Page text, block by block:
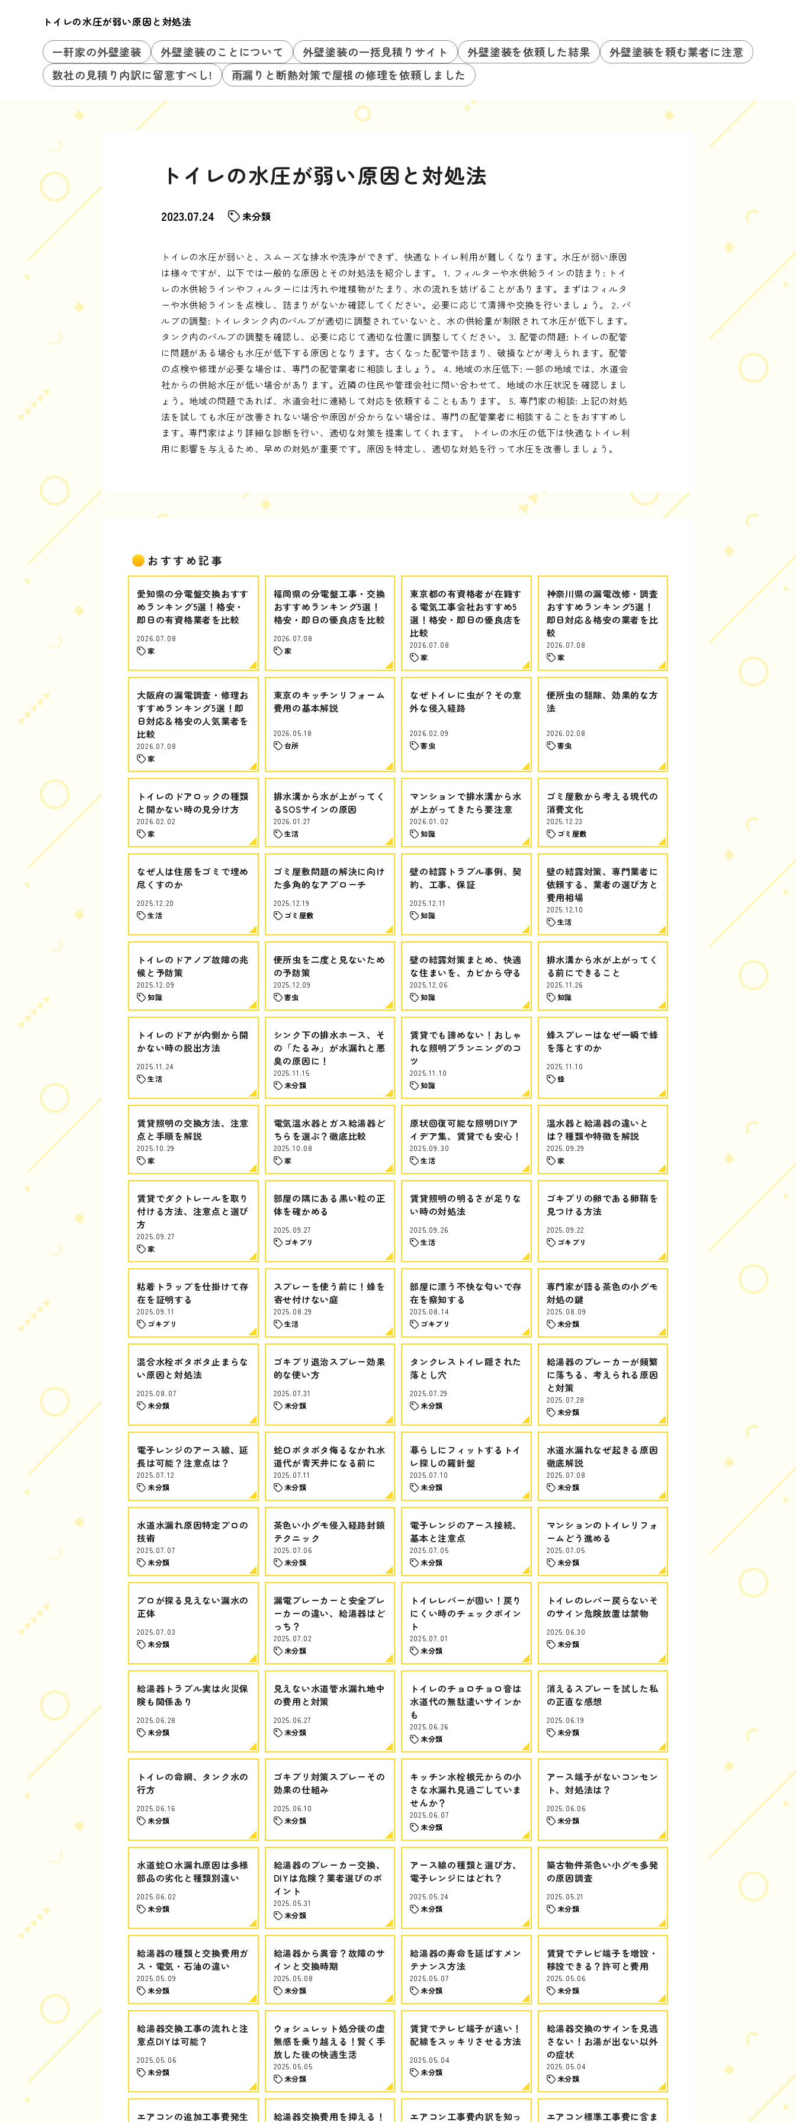
トイレの水圧が弱い原因と対処法
一軒家の外壁塗装 外壁塗装のことについて 外壁塗装の一括見積りサイト 外壁塗装を依頼した結果
外壁塗装を頼む業者に注意
数社の見積り内訳に留意すべし!
雨漏りと断熱対策で屋根の修理を依頼しました
トイレの水圧が弱い原因と対処法
2023.07.24 未分類
トイレの水圧が弱いと、スムーズな排水や洗浄ができず、快適なトイレ利用が難しくなります。水圧が弱い原因
は様々ですが、以下では一般的な原因とその対処法を紹介します。 1. フィルターや水供給ラインの詰まり: トイ
レの水供給ラインやフィルターには汚れや堆積物がたまり、水の流れを妨げることがあります。まずはフィルタ
ーや水供給ラインを点検し、詰まりがないか確認してください。必要に応じて清掃や交換を行いましょう。 2. バ
ルブの調整: トイレタンク内のバルブが適切に調整されていないと、水の供給量が制限されて水圧が低下します。
タンク内のバルブの調整を確認し、必要に応じて適切な位置に調整してください。 3. 配管の問題: トイレの配管
に問題がある場合も水圧が低下する原因となります。古くなった配管や詰まり、破損などが考えられます。配管
の点検や修理が必要な場合は、専門の配管業者に相談しましょう。 4. 地域の水圧低下: 一部の地域では、水道会
社からの供給水圧が低い場合があります。近隣の住民や管理会社に問い合わせて、地域の水圧状況を確認しまし
ょう。地域の問題であれば、水道会社に連絡して対応を依頼することもあります。 5. 専門家の相談: 上記の対処
法を試しても水圧が改善されない場合や原因が分からない場合は、専門の配管業者に相談することをおすすめし
ます。専門家はより詳細な診断を行い、適切な対策を提案してくれます。 トイレの水圧の低下は快適なトイレ利
用に影響を与えるため、早めの対処が重要です。原因を特定し、適切な対処を行って水圧を改善しましょう。
おすすめ記事
愛知県の分電盤交換おすす
めランキング5選！格安・
即日の有資格業者を比較
2026.07.08
家
福岡県の分電盤工事・交換
おすすめランキング5選！
格安・即日の優良店を比較
2026.07.08
家
東京都の有資格者が在籍す
る電気工事会社おすすめ5
選！格安・即日の優良店を
比較
2026.07.08
家
神奈川県の漏電改修・調査
おすすめランキング5選！
即日対応＆格安の業者を比
較
2026.07.08
家
大阪府の漏電調査・修理お
すすめランキング5選！即
日対応＆格安の人気業者を
比較
2026.07.08
家
東京のキッチンリフォーム
費用の基本解説
2026.05.18
台所
なぜトイレに虫が？その意
外な侵入経路
2026.02.09
害虫
便所虫の駆除、効果的な方
法
2026.02.08
害虫
トイレのドアロックの種類
と開かない時の見分け方
2026.02.02
家
排水溝から水が上がってく
るSOSサインの原因
2026.01.27
生活
マンションで排水溝から水
が上がってきたら要注意
2026.01.02
知識
ゴミ屋敷から考える現代の
消費文化
2025.12.23
ゴミ屋敷
なぜ人は住居をゴミで埋め
尽くすのか
2025.12.20
生活
ゴミ屋敷問題の解決に向け
た多角的なアプローチ
2025.12.19
ゴミ屋敷
壁の結露トラブル事例、契
約、工事、保証
2025.12.11
知識
壁の結露対策、専門業者に
依頼する、業者の選び方と
費用相場
2025.12.10
生活
トイレのドアノブ故障の兆
候と予防策
2025.12.09
知識
便所虫を二度と見ないため
の予防策
2025.12.09
害虫
壁の結露対策まとめ、快適
な住まいを、カビから守る
2025.12.06
知識
排水溝から水が上がってく
る前にできること
2025.11.26
知識
トイレのドアが内側から開
かない時の脱出方法
2025.11.24
生活
シンク下の排水ホース、そ
の「たるみ」が水漏れと悪
臭の原因に！
2025.11.15
未分類
賃貸でも諦めない！おしゃ
れな照明プランニングのコ
ツ
2025.11.10
知識
蜂スプレーはなぜ一瞬で蜂
を落とすのか
2025.11.10
蜂
賃貸照明の交換方法、注意
点と手順を解説
2025.10.29
家
電気温水器とガス給湯器ど
ちらを選ぶ？徹底比較
2025.10.08
家
原状回復可能な照明DIYア
イデア集、賃貸でも安心！
2025.09.30
生活
温水器と給湯器の違いと
は？種類や特徴を解説
2025.09.29
家
賃貸でダクトレールを取り
付ける方法、注意点と選び
方
2025.09.27
家
部屋の隅にある黒い粒の正
体を確かめる
2025.09.27
ゴキブリ
賃貸照明の明るさが足りな
い時の対処法
2025.09.26
生活
ゴキブリの卵である卵鞘を
見つける方法
2025.09.22
ゴキブリ
粘着トラップを仕掛けて存
在を証明する
2025.09.11
ゴキブリ
スプレーを使う前に！蜂を
寄せ付けない庭
2025.08.29
生活
部屋に漂う不快な匂いで存
在を察知する
2025.08.14
ゴキブリ
専門家が語る茶色の小グモ
対処の鍵
2025.08.09
未分類
混合水栓ポタポタ止まらな
い原因と対処法
2025.08.07
未分類
ゴキブリ退治スプレー効果
的な使い方
2025.07.31
未分類
タンクレストイレ隠された
落とし穴
2025.07.29
未分類
給湯器のブレーカーが頻繁
に落ちる、考えられる原因
と対策
2025.07.28
未分類
電子レンジのアース線、延
長は可能？注意点は？
2025.07.12
未分類
蛇口ポタポタ侮るなかれ水
道代が青天井になる前に
2025.07.11
未分類
暮らしにフィットするトイ
レ探しの羅針盤
2025.07.10
未分類
水道水漏れなぜ起きる原因
徹底解説
2025.07.08
未分類
水道水漏れ原因特定プロの
技術
2025.07.07
未分類
茶色い小グモ侵入経路封鎖
テクニック
2025.07.06
未分類
電子レンジのアース接続、
基本と注意点
2025.07.05
未分類
マンションのトイレリフォ
ームどう進める
2025.07.05
未分類
プロが探る見えない漏水の
正体
2025.07.03
未分類
漏電ブレーカーと安全ブレ
ーカーの違い、給湯器はど
っち？
2025.07.02
未分類
トイレレバーが固い！戻り
にくい時のチェックポイン
ト
2025.07.01
未分類
トイレのレバー戻らないそ
のサイン危険放置は禁物
2025.06.30
未分類
給湯器トラブル実は火災保
険も関係あり
2025.06.28
未分類
見えない水道管水漏れ地中
の費用と対策
2025.06.27
未分類
トイレのチョロチョロ音は
水道代の無駄遣いサインか
も
2025.06.26
未分類
消えるスプレーを試した私
の正直な感想
2025.06.19
未分類
トイレの命綱、タンク水の
行方
2025.06.16
未分類
ゴキブリ対策スプレーその
効果の仕組み
2025.06.10
未分類
キッチン水栓根元からの小
さな水漏れ見過ごしていま
せんか？
2025.06.07
未分類
アース端子がないコンセン
ト、対処法は？
2025.06.06
未分類
水道蛇口水漏れ原因は多様
部品の劣化と種類別違い
2025.06.02
未分類
給湯器のブレーカー交換、
DIYは危険？業者選びのポ
イント
2025.05.31
未分類
アース線の種類と選び方、
電子レンジにはどれ？
2025.05.24
未分類
築古物件茶色い小グモ多発
の原因調査
2025.05.21
未分類
給湯器の種類と交換費用ガ
ス・電気・石油の違い
2025.05.09
未分類
給湯器から異音？故障のサ
インと交換時期
2025.05.08
未分類
給湯器の寿命を延ばすメン
テナンス方法
2025.05.07
未分類
賃貸でテレビ端子を増設・
移設できる？許可と費用
2025.05.06
未分類
給湯器交換工事の流れと注
意点DIYは可能？
2025.05.06
未分類
ウォシュレット処分後の虚
無感を乗り越える！賢く手
放した後の快適生活
2025.05.05
未分類
賃貸でテレビ端子が遠い！
配線をスッキリさせる方法
2025.05.04
未分類
給湯器交換のサインを見逃
さない！お湯が出ない以外
の症状
2025.05.04
未分類
エアコンの追加工事費発生 給湯器交換費用を抑える！ エアコン工事費内訳を知っ エアコン標準工事費に含ま